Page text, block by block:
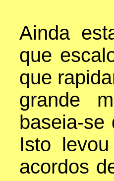
Ainda
que
que
grande
baseia-
Isto
acordos